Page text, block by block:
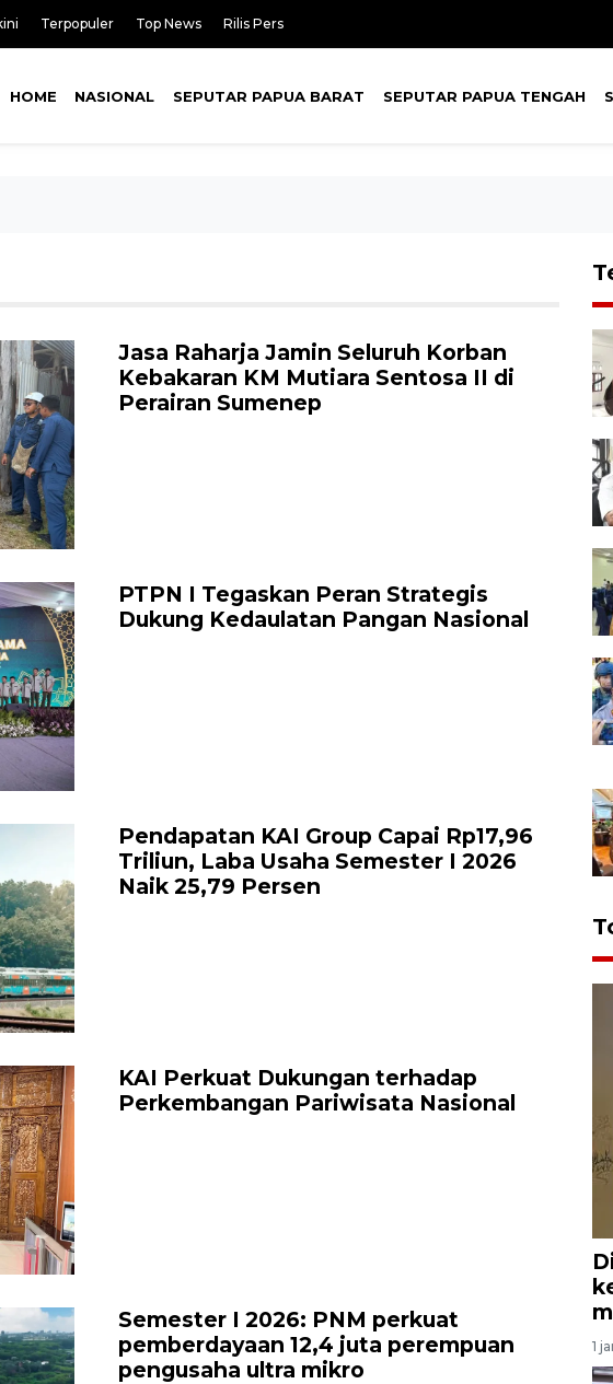
Terpopuler Top News Rilis Pers
HOME NASIONAL SEPUTAR PAPUA BARAT SEPUTAR PAPUA TENGAH
Jasa Raharja Jamin Seluruh Korban
Kebakaran KM Mutiara Sentosa II di
Perairan Sumenep
PTPN I Tegaskan Peran Strategis
Dukung Kedaulatan Pangan Nasional
Pendapatan KAI Group Capai Rp17,96
Triliun, Laba Usaha Semester I 2026
Naik 25,79 Persen
KAI Perkuat Dukungan terhadap
Perkembangan Pariwisata Nasional
Semester I 2026: PNM perkuat
pemberdayaan 12,4 juta perempuan
pengusaha ultra mikro
1